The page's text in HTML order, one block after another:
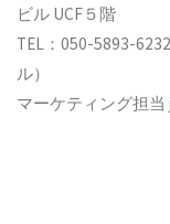
ビル UCF５階
TEL：050-5893-
ル）
マーケティング担当